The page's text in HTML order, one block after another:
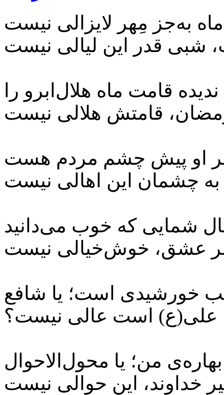
به‌جز مِهر لایزالی نیست
قدر این لیالی نیست
ندیده قامت ماه هلال‌‌ابرو را
قامتش هلالی نیست
او پیش چشم مردم هست
چشمان این اهالی نیست
شمایی که خوب‌ می‌دانید
بر عشق، خوش‌خیالی نیست
خورشیدی است؛ یا شافع
علی(ع)‌ است عالی نیست؟
من؛ یا محول‌الاحوال
خداوند، این حوالی نیست